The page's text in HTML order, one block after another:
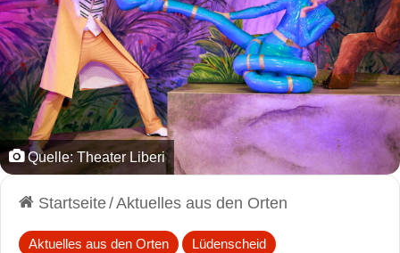
Quelle: Theater Liberi
Startseite/Aktuelles aus den Orten
Aktuelles aus den Orten Lüdenscheid